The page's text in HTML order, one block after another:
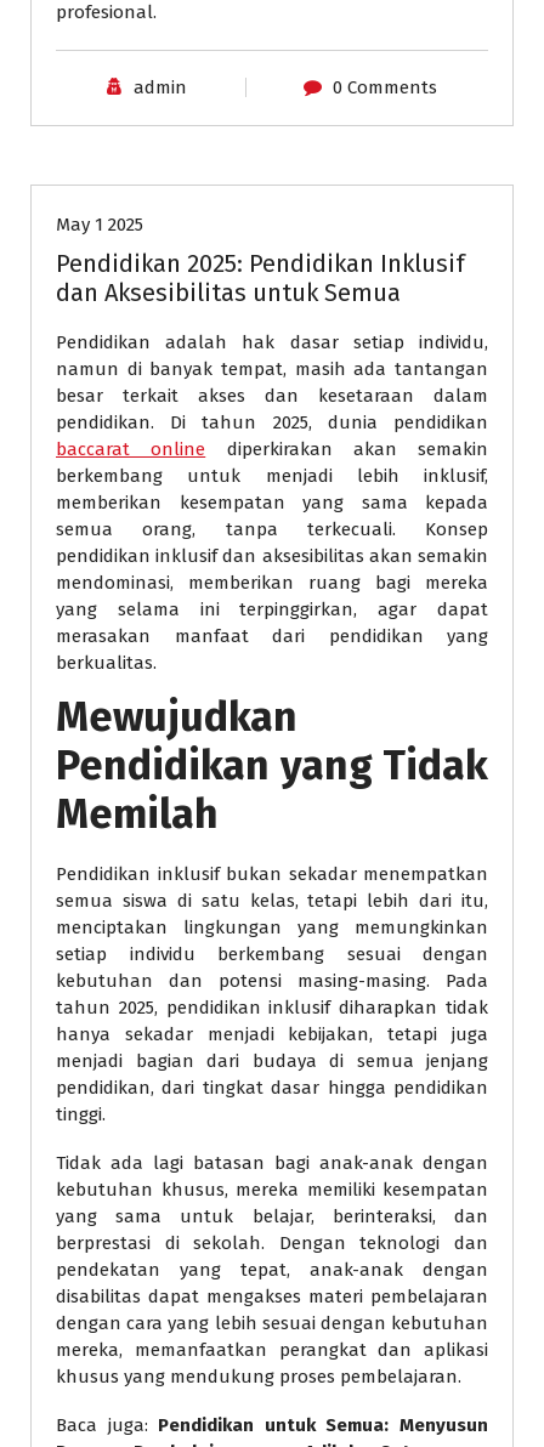
profesional.
admin 0 Comments
May 1 2025
Pendidikan 2025: Pendidikan Inklusif
dan Aksesibilitas untuk Semua
Pendidikan adalah hak dasar setiap individu,
namun di banyak tempat, masih ada tantangan
besar terkait akses dan kesetaraan dalam
pendidikan. Di tahun 2025, dunia pendidikan
baccarat online diperkirakan akan semakin
berkembang untuk menjadi lebih inklusif,
memberikan kesempatan yang sama kepada
semua orang, tanpa terkecuali. Konsep
pendidikan inklusif dan aksesibilitas akan semakin
mendominasi, memberikan ruang bagi mereka
yang selama ini terpinggirkan, agar dapat
merasakan manfaat dari pendidikan yang
berkualitas.
Mewujudkan
Pendidikan yang Tidak
Memilah
Pendidikan inklusif bukan sekadar menempatkan
semua siswa di satu kelas, tetapi lebih dari itu,
menciptakan lingkungan yang memungkinkan
setiap individu berkembang sesuai dengan
kebutuhan dan potensi masing-masing. Pada
tahun 2025, pendidikan inklusif diharapkan tidak
hanya sekadar menjadi kebijakan, tetapi juga
menjadi bagian dari budaya di semua jenjang
pendidikan, dari tingkat dasar hingga pendidikan
tinggi.
Tidak ada lagi batasan bagi anak-anak dengan
kebutuhan khusus, mereka memiliki kesempatan
yang sama untuk belajar, berinteraksi, dan
berprestasi di sekolah. Dengan teknologi dan
pendekatan yang tepat, anak-anak dengan
disabilitas dapat mengakses materi pembelajaran
dengan cara yang lebih sesuai dengan kebutuhan
mereka, memanfaatkan perangkat dan aplikasi
khusus yang mendukung proses pembelajaran.
Baca juga: Pendidikan untuk Semua: Menyusun